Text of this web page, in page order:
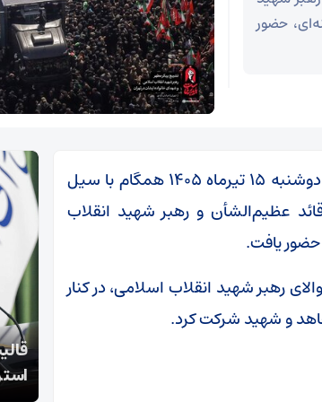
حضور
به گزارش میامی جوان ، مسعود پزشکیان پیش از ظهر امروز دوشنبه ۱۵ تیرماه ۱۴۰۵ همگام با سیل
عظیم‌الشأن و رهبر شهید انقلاب
یافت.
رهبر شهید انقلاب اسلامی، در کنار
و شهید شرکت کرد.